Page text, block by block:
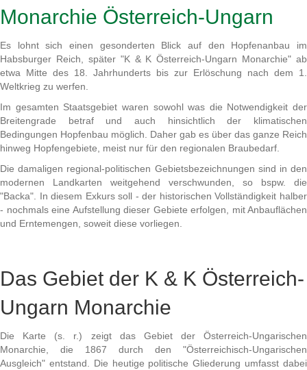
Monarchie Österreich-Ungarn
Es lohnt sich einen gesonderten Blick auf den Hopfenanbau im
Habsburger Reich, später "K & K Österreich-Ungarn Monarchie" ab
etwa Mitte des 18. Jahrhunderts bis zur Erlöschung nach dem 1.
Weltkrieg zu werfen.
Im gesamten Staatsgebiet waren sowohl was die Notwendigkeit der
Breitengrade betraf und auch hinsichtlich der klimatischen
Bedingungen Hopfenbau möglich. Daher gab es über das ganze Reich
hinweg Hopfengebiete, meist nur für den regionalen Braubedarf.
Die damaligen regional-politischen Gebietsbezeichnungen sind in den
modernen Landkarten weitgehend verschwunden, so bspw. die
"Backa". In diesem Exkurs soll - der historischen Vollständigkeit halber
- nochmals eine Aufstellung dieser Gebiete erfolgen, mit Anbauflächen
und Erntemengen, soweit diese vorliegen.
Das Gebiet der K & K Österreich-
Ungarn Monarchie
Die Karte (s. r.) zeigt das Gebiet der Österreich-Ungarischen
Monarchie, die 1867 durch den "Österreichisch-Ungarischen
Ausgleich" entstand. Die heutige politische Gliederung umfasst dabei